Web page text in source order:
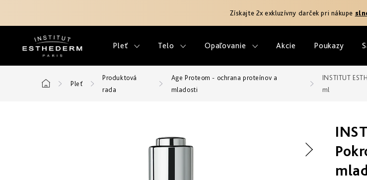
obsah
Získajte 2x exkluzívny darček pri nákupe
Pleť Telo Opaľovanie Akcie Poukazy
Domov
Pleť
Produktová
rada
Age Proteom - ochrana proteínov a
mladosti
INSTITUT
ml